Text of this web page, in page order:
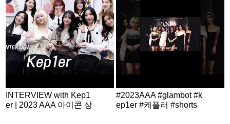
INTERVIEW with Kep1
er | 2023 AAA 아이콘 상
#2023AAA #glambot #k
ep1er #케플러 #shorts